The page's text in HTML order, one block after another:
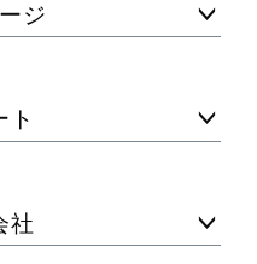
ジ
ト
社